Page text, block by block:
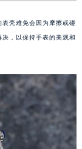
壳难免会因为摩擦或碰
，以保持手表的美观和